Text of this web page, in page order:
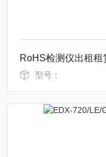
RoHS检测仪出租租
型号：